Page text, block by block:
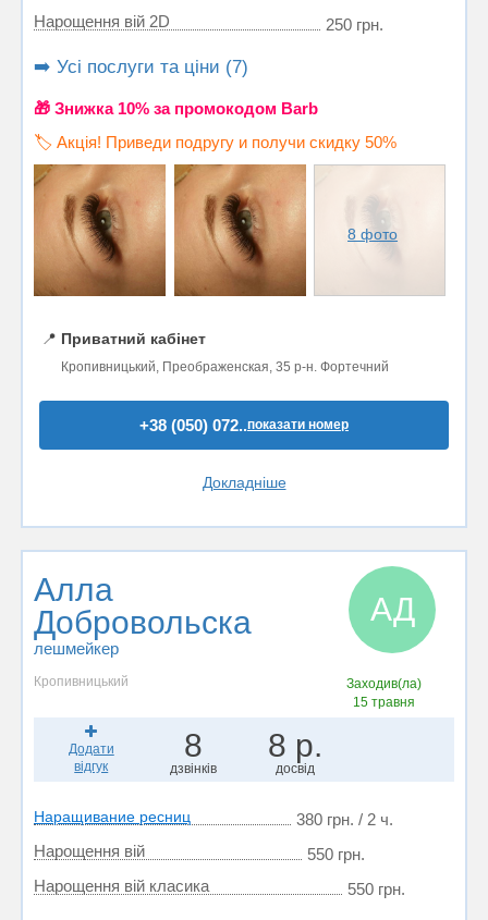
Нарощення вій 2D
250 грн.
➡️ Усі послуги та ціни (7)
🎁 Знижка 10% за промокодом Barb
🏷️ Акція! Приведи подругу и получи скидку 50%
8 фото
📍 Приватний кабінет
Кропивницький, Преображенская, 35 р-н. Фортечний
+38 (050) 072..показати номер
Докладніше
Алла
Добровольска
лешмейкер
АД
Кропивницький
Заходив(ла)
15 травня
Додати
відгук
8
дзвінків
8 р.
досвід
Наращивание ресниц
380 грн. / 2 ч.
Нарощення вій
550 грн.
Нарощення вій класика
550 грн.